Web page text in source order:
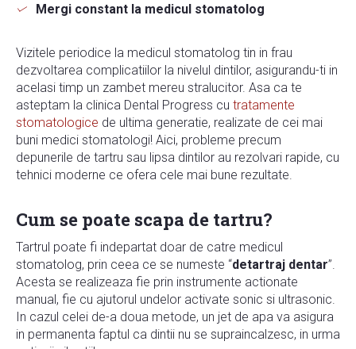
Mergi constant la medicul stomatolog
Vizitele periodice la medicul stomatolog tin in frau
dezvoltarea complicatiilor la nivelul dintilor, asigurandu-ti in
acelasi timp un zambet mereu stralucitor. Asa ca te
asteptam la clinica Dental Progress cu tratamente
stomatologice de ultima generatie, realizate de cei mai
buni medici stomatologi! Aici, probleme precum
depunerile de tartru sau lipsa dintilor au rezolvari rapide, cu
tehnici moderne ce ofera cele mai bune rezultate.
Cum se poate scapa de tartru?
Tartrul poate fi indepartat doar de catre medicul
stomatolog, prin ceea ce se numeste “detartraj dentar”.
Acesta se realizeaza fie prin instrumente actionate
manual, fie cu ajutorul undelor activate sonic si ultrasonic.
In cazul celei de-a doua metode, un jet de apa va asigura
in permanenta faptul ca dintii nu se supraincalzesc, in urma